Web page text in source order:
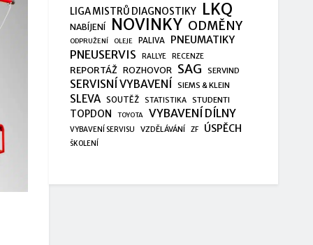
LIGA MISTRŮ DIAGNOSTIKY LKQ
NABÍJENÍ NOVINKY ODMĚNY
ODPRUŽENÍ OLEJE PALIVA PNEUMATIKY
PNEUSERVIS RALLYE RECENZE
REPORTÁŽ ROZHOVOR SAG SERVIND
SERVISNÍ VYBAVENÍ SIEMS & KLEIN
SLEVA SOUTĚŽ STATISTIKA STUDENTI
TOPDON TOYOTA VYBAVENÍ DÍLNY
VYBAVENÍ SERVISU VZDĚLÁVÁNÍ ZF ÚSPĚCH
ŠKOLENÍ